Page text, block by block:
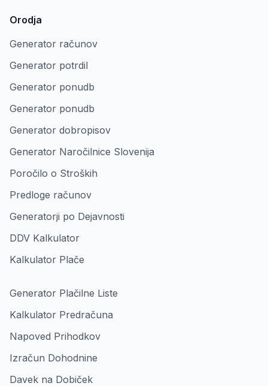
Orodja
Generator računov
Generator potrdil
Generator ponudb
Generator ponudb
Generator dobropisov
Generator Naročilnice Slovenija
Poročilo o Stroških
Predloge računov
Generatorji po Dejavnosti
DDV Kalkulator
Kalkulator Plače
Generator Plačilne Liste
Kalkulator Predračuna
Napoved Prihodkov
Izračun Dohodnine
Davek na Dobiček